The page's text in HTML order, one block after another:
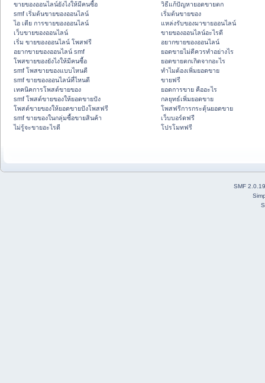
ขายของออนไลน์ยังไงให้มีคนซื้อ
smf เริ่มต้นขายของออนไลน์
ไอ เดีย การขายของออนไลน์
เว็บขายของออนไลน์
เริ่ม ขายของออนไลน์ โพสฟรี
อยากขายของออนไลน์ smf
โพสขายของยังไงให้มีคนซื้อ
smf โพสขายของแบบไหนดี
smf ขายของออนไลน์ที่ไหนดี
เทคนิคการโพสต์ขายของ
smf โพสต์ขายของให้ยอดขายปัง
โพสต์ขายของให้ยอดขายปังโพสฟรี
smf ขายของในกลุ่มซื้อขายสินค้า
ไม่รู้จะขายอะไรดี
วิธีแก้ปัญหายอดขายตก
เริ่มต้นขายของ
แหล่งรับของมาขายออนไลน์
ขายของออนไลน์อะไรดี
อยากขายของออนไลน์
ยอดขายไม่ดีควรทำอย่างไร
ยอดขายตกเกิดจากอะไร
ทำไมต้องเพิ่มยอดขาย
ขายฟรี
ยอดการขาย คืออะไร
กลยุทธ์เพิ่มยอดขาย
โพสฟรีการกระตุ้นยอดขาย
เว็บบอร์ดฟรี
โปรโมทฟรี
SMF 2.0.19